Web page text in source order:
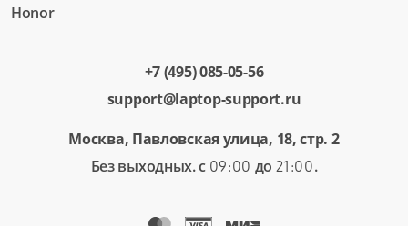
Honor
+7 (495) 085-05-56
support@laptop-support.ru
Москва, Павловская улица, 18, стр. 2
Без выходных. с 09:00 до 21:00.